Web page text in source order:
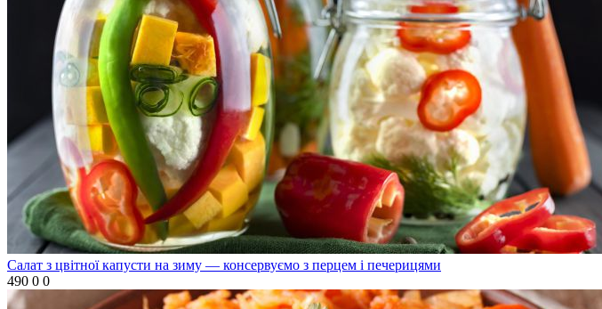
Салат з цвітної капусти на зиму — консервуємо з перцем і печерицями
490 0 0